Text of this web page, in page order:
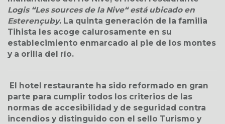
Logis “Les sources de la Nive“ está ubicado en
Esterençuby. La quinta generación de la familia
Tihista les acoge calurosamente en su
establecimiento enmarcado al pie de los montes
y a orilla del río.
El hotel restaurante ha sido reformado en gran
parte para cumplir todos los criterios de las
normas de accesibilidad y de seguridad contra
incendios y distinguido con el sello Turismo y